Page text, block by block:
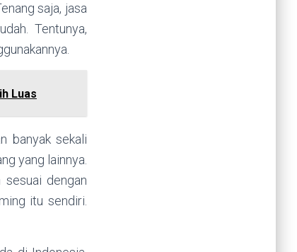
saja, jasa
Tentunya,
Luas
banyak sekali
yang lainnya.
sesuai dengan
itu sendiri.